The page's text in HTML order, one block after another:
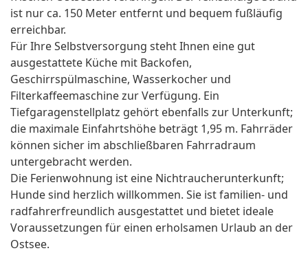
ist nur ca. 150 Meter entfernt und bequem fußläufig
erreichbar.
Für Ihre Selbstversorgung steht Ihnen eine gut
ausgestattete Küche mit Backofen,
Geschirrspülmaschine, Wasserkocher und
Filterkaffeemaschine zur Verfügung. Ein
Tiefgaragenstellplatz gehört ebenfalls zur Unterkunft;
die maximale Einfahrtshöhe beträgt 1,95 m. Fahrräder
können sicher im abschließbaren Fahrradraum
untergebracht werden.
Die Ferienwohnung ist eine Nichtraucherunterkunft;
Hunde sind herzlich willkommen. Sie ist familien- und
radfahrerfreundlich ausgestattet und bietet ideale
Voraussetzungen für einen erholsamen Urlaub an der
Ostsee.